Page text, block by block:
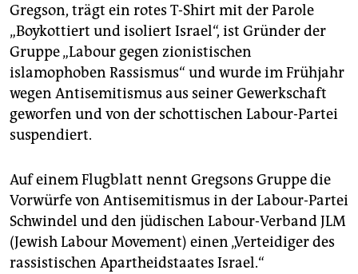
Gregson, trägt ein rotes T-Shirt mit der Parole
„Boykottiert und isoliert Israel“, ist Gründer der
Gruppe „Labour gegen zionistischen
islamophoben Rassismus“ und wurde im Frühjahr
wegen Antisemitismus aus seiner Gewerkschaft
geworfen und von der schottischen Labour-Partei
suspendiert.
Auf einem Flugblatt nennt Gregsons Gruppe die
Vorwürfe von Antisemitismus in der Labour-Partei
Schwindel und den jüdischen Labour-Verband JLM
(Jewish Labour Movement) einen „Verteidiger des
rassistischen Apartheidstaates Israel.“